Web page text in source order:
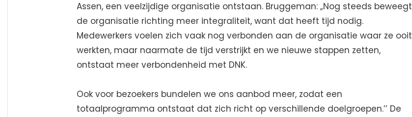
Assen, een veelzijdige organisatie ontstaan. Bruggeman: „Nog steeds beweegt
de organisatie richting meer integraliteit, want dat heeft tijd nodig.
Medewerkers voelen zich vaak nog verbonden aan de organisatie waar ze ooit
werkten, maar naarmate de tijd verstrijkt en we nieuwe stappen zetten,
ontstaat meer verbondenheid met DNK.
Ook voor bezoekers bundelen we ons aanbod meer, zodat een
totaalprogramma ontstaat dat zich richt op verschillende doelgroepen.’’ De